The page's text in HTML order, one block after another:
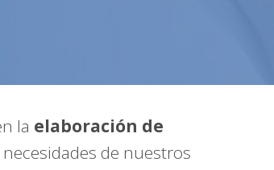
la elaboración de
de nuestros